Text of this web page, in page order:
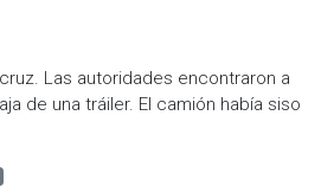
Las autoridades encontraron a
de una tráiler. El camión había siso